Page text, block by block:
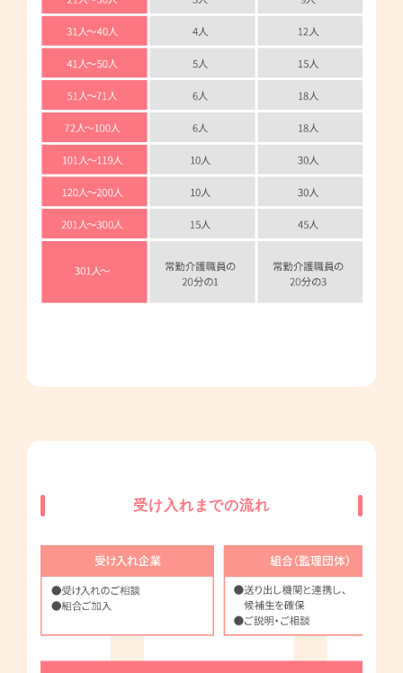
受け入れまでの流れ